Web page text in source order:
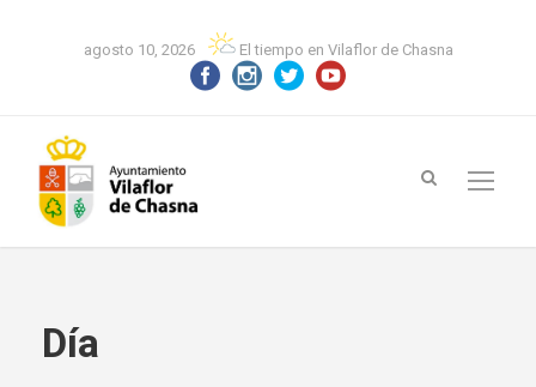
agosto 10, 2026 El tiempo en Vilaflor de Chasna
Día